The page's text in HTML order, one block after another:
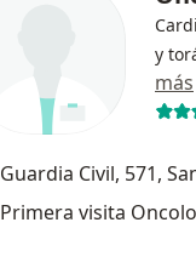
y
más
Guardia Civil, 571,
Primera visita